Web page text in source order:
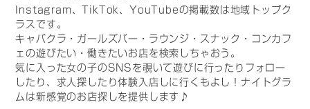
Instagram、TikTok、YouTubeの掲載数は地域トップク
ラスです。
キャバクラ・ガールズバー・ラウンジ・スナック・コンカフ
ェの遊びたい・働きたいお店を検索しちゃおう。
気に入った女の子のSNSを覗いて遊びに行ったりフォロー
したり、求人探したり体験入店しに行くもよし！ナイトグラ
ムは新感覚のお店探しを提供します♪